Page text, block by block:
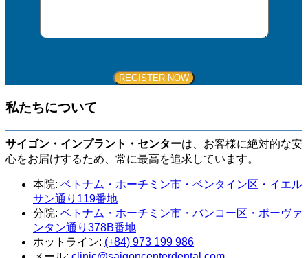
私たちについて
サイゴン・インプラント・センターは、お客様に絶対的な安
心をお届けするため、常に最高を追求しています。
本院: ベトナム・ホーチミン市・ベンタイン区・イエル
サン通り119番地
分院: ベトナム・ホーチミン市・バンコー区・ボーヴァ
ンタン通り378B番地
ホットライン: (+84) 973 199 986